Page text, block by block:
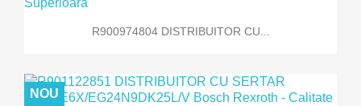
R900974804 DISTRIBUITOR CU...
NOU